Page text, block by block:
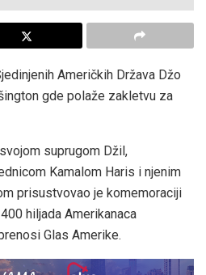
Američkih Država Džo
gde polaže zakletvu za
suprugom Džil,
Kamalom Haris i njenim
prisustvovao je komemoraciji
hiljada Amerikanaca
Glas Amerike.